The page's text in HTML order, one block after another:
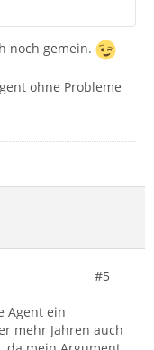
noch gemein.
ohne Probleme
#5
Agent ein
mehr Jahren auch